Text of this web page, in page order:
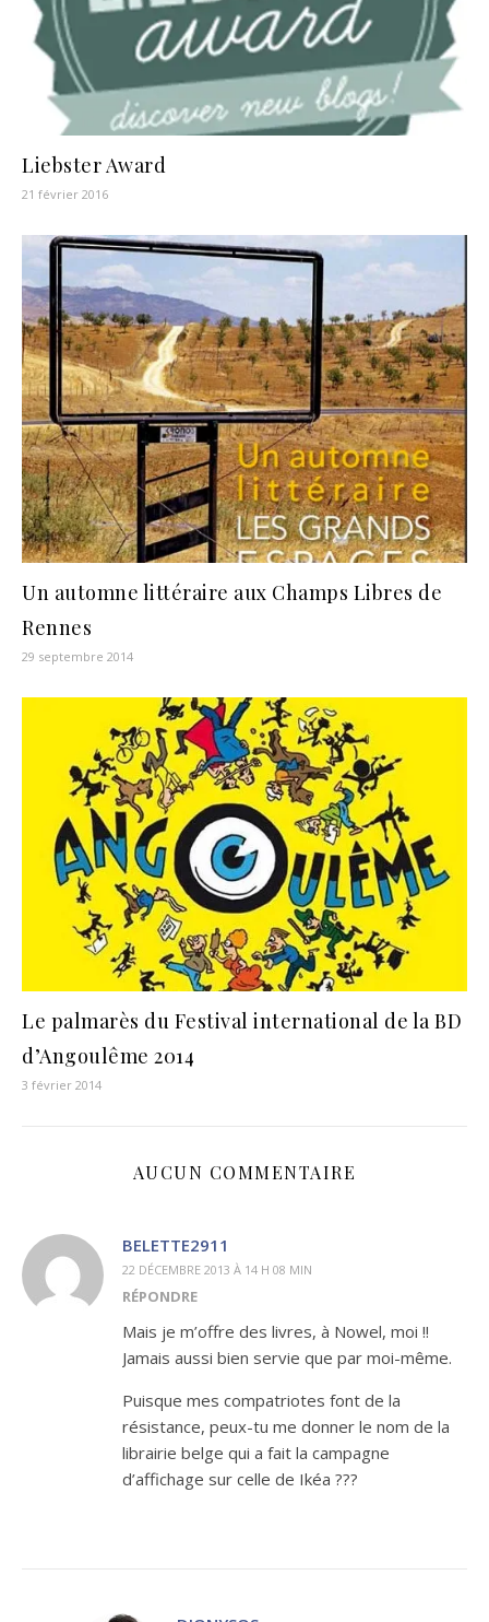
Liebster Award
21 février 2016
Un automne littéraire aux Champs Libres de
Rennes
29 septembre 2014
Le palmarès du Festival international de la BD
d’Angoulême 2014
3 février 2014
AUCUN COMMENTAIRE
BELETTE2911
22 DÉCEMBRE 2013 À 14 H 08 MIN
RÉPONDRE
Mais je m’offre des livres, à Nowel, moi !!
Jamais aussi bien servie que par moi-même.
Puisque mes compatriotes font de la
résistance, peux-tu me donner le nom de la
librairie belge qui a fait la campagne
d’affichage sur celle de Ikéa ???